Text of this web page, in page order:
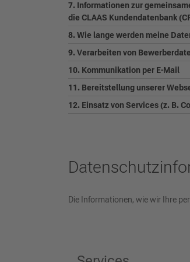
7. Informationen zur
die CLAAS Kundendatenbank
8. Wie lange werden meine
9. Verarbeiten von
10. Kommunikation per E-Mail
11. Bereitstellung unserer
12. Einsatz von Services (z. B.
Die Informationen, wie wir Ihre